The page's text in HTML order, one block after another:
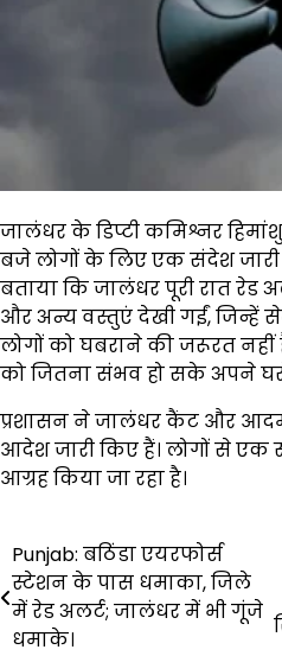
जालंधर के डिप्टी कमिश्नर
बजे लोगों के लिए एक संदेश जारी
बताया कि जालंधर पूरी रात रेड
और अन्य वस्तुएं देखी गईं, जिन्हें
लोगों को घबराने की जरूरत नहीं
को जितना संभव हो सके अपने
प्रशासन ने जालंधर कैंट और
आदेश जारी किए हैं। लोगों से एक
आग्रह किया जा रहा है।
Post
navigation
Punjab: बठिंडा एयरफोर्स
स्टेशन के पास धमाका, जिले
में रेड अलर्ट; जालंधर में भी गूंजे
धमाके।